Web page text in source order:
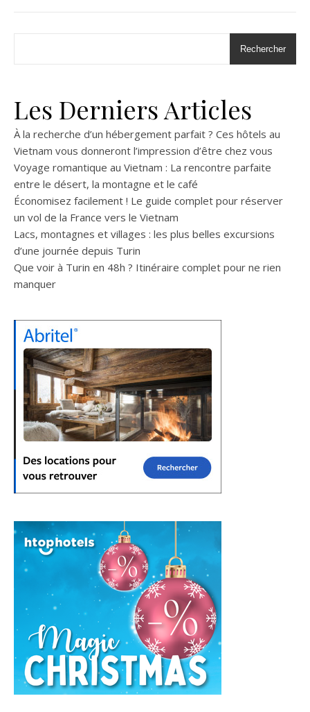
Rechercher
Les Derniers Articles
À la recherche d’un hébergement parfait ? Ces hôtels au
Vietnam vous donneront l’impression d’être chez vous
Voyage romantique au Vietnam : La rencontre parfaite
entre le désert, la montagne et le café
Économisez facilement ! Le guide complet pour réserver
un vol de la France vers le Vietnam
Lacs, montagnes et villages : les plus belles excursions
d’une journée depuis Turin
Que voir à Turin en 48h ? Itinéraire complet pour ne rien
manquer